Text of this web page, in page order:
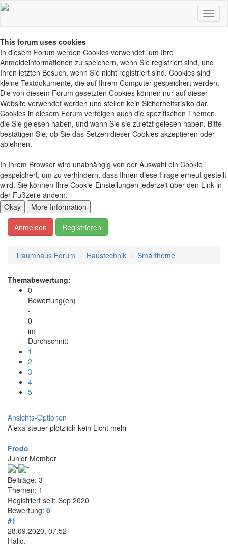
This forum uses cookies
In diesem Forum werden Cookies verwendet, um Ihre
Anmeldeinformationen zu speichern, wenn Sie registriert sind, und
Ihren letzten Besuch, wenn Sie nicht registriert sind. Cookies sind
kleine Textdokumente, die auf Ihrem Computer gespeichert werden.
Die von diesem Forum gesetzten Cookies können nur auf dieser
Website verwendet werden und stellen kein Sicherheitsrisiko dar.
Cookies in diesem Forum verfolgen auch die spezifischen Themen,
die Sie gelesen haben, und wann Sie sie zuletzt gelesen haben. Bitte
bestätigen Sie, ob Sie das Setzen dieser Cookies akzeptieren oder
ablehnen.
In Ihrem Browser wird unabhängig von der Auswahl ein Cookie
gespeichert, um zu verhindern, dass Ihnen diese Frage erneut gestellt
wird. Sie können Ihre Cookie-Einstellungen jederzeit über den Link in
der Fußzeile ändern.
Anmelden Registrieren
Traumhaus Forum Haustechnik Smarthome
Themabewertung:
0
Bewertung(en)
-
0
im
Durchschnitt
1
2
3
4
5
Ansichts-Optionen
Alexa steuer plötzlich kein Licht mehr
Frodo
Junior Member
Beiträge: 3
Themen: 1
Registriert seit: Sep 2020
Bewertung: 0
#1
28.09.2020, 07:52
Hallo,